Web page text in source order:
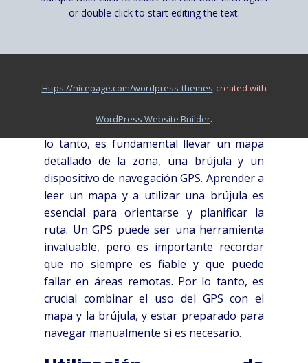
Cartografía
precisa es tan importante como la
terreno desconocido puede ser peligroso,
recursos necesarios para sobrevivir. Por
lo tanto, es fundamental llevar un mapa
detallado de la zona, una brújula y un
dispositivo de navegación GPS. Aprender a
leer un mapa y a utilizar una brújula es
esencial para orientarse y planificar la
ruta. Un GPS puede ser una herramienta
invaluable, pero es importante recordar
que no siempre es fiable y que puede
fallar en áreas remotas. Por lo tanto, es
crucial combinar el uso del GPS con el
mapa y la brújula, y estar preparado para
navegar manualmente si es necesario.
or double click to start editing the text.
https://nicepage.com/wordpress-themes created with
WordPress Website Builder.